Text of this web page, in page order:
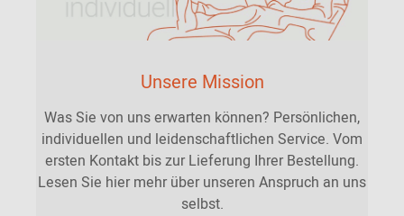
Unsere Mission
Was Sie von uns erwarten können? Persönlichen,
individuellen und leidenschaftlichen Service. Vom
ersten Kontakt bis zur Lieferung Ihrer Bestellung.
Lesen Sie hier mehr über unseren Anspruch an uns
selbst.